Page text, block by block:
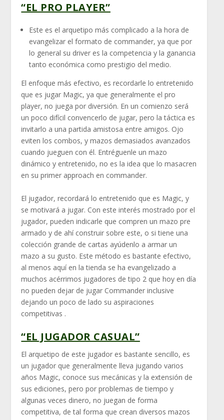
“EL PRO PLAYER”
Este es el arquetipo más complicado a la hora de
evangelizar el formato de commander, ya que por
lo general su driver es la competencia y la ganancia
tanto económica como prestigio del medio.
El enfoque más efectivo, es recordarle lo entretenido
que es jugar Magic, ya que generalmente el pro
player, no juega por diversión. En un comienzo será
un poco difícil convencerlo de jugar, pero la táctica es
invitarlo a una partida amistosa entre amigos. Ojo
eviten los combos, y mazos demasiados avanzados
cuando jueguen con él. Entréguenle un mazo
dinámico y entretenido, no es la idea que lo masacren
en su primer approach en commander.
El jugador, recordará lo entretenido que es Magic, y
se motivará a jugar. Con este interés mostrado por el
jugador, pueden indicarle que compren un mazo pre
armado y de ahí construir sobre este, o si tiene una
colección grande de cartas ayúdenlo a armar un
mazo a su gusto. Este método es bastante efectivo,
al menos aquí en la tienda se ha evangelizado a
muchos acérrimos jugadores de tipo 2 que hoy en día
no pueden dejar de jugar Commander inclusive
dejando un poco de lado su aspiraciones
competitivas .
“EL JUGADOR CASUAL”
El arquetipo de este jugador es bastante sencillo, es
un jugador que generalmente lleva jugando varios
años Magic, conoce sus mecánicas y la extensión de
sus ediciones, pero por problemas de tiempo y
algunas veces dinero, no juegan de forma
competitiva, de tal forma que crean diversos mazos